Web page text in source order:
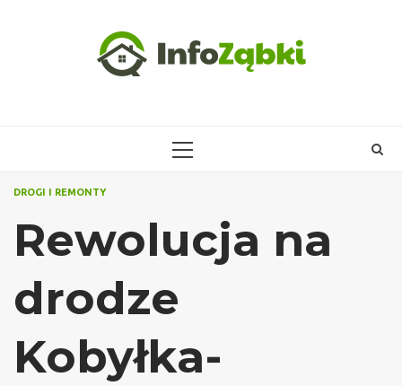
PRIMARY
DROGI I REMONTY
Rewolucja na
drodze
Kobyłka-